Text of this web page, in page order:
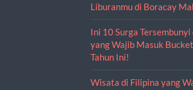
Liburanmu di Boracay
Ini 10 Surga
yang Wajib Masuk
Tahun Ini!
Wisata di Filipina yang